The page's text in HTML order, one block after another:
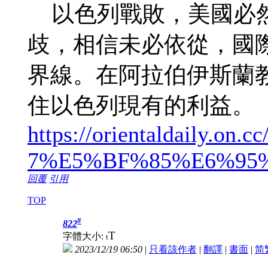
以色列戰敗，美國必
歧，相信未必依從，國
界線。在阿拉伯伊斯蘭
住以色列現有的利益。
https://
回覆 引用
TOP
822#
字體大小: tT
2023/12/19 06:50 | 只看該作者 | 翻譯 | 書面 | 简